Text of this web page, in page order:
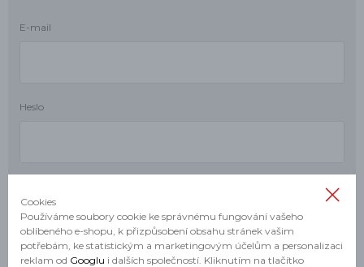
E-mail
Heslo
Cookies
Používáme soubory cookie ke správnému fungování vašeho
oblíbeného e-shopu, k přizpůsobení obsahu stránek vašim
potřebám, ke statistickým a marketingovým účelům a personalizaci
reklam od Googlu i dalších společností. Kliknutím na tlačítko